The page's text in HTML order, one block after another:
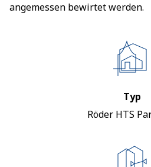
angemessen bewirtet werden.
Typ
Röder HTS